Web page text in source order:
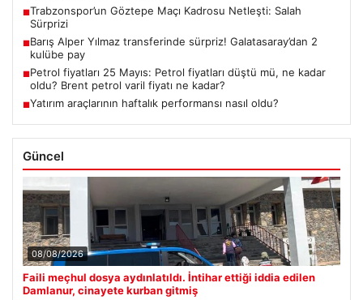
■Trabzonspor’un Göztepe Maçı Kadrosu Netleşti: Salah
Sürprizi
■Barış Alper Yılmaz transferinde sürpriz! Galatasaray’dan 2
kulübe pay
■Petrol fiyatları 25 Mayıs: Petrol fiyatları düştü mü, ne kadar
oldu? Brent petrol varil fiyatı ne kadar?
■Yatırım araçlarının haftalık performansı nasıl oldu?
Güncel
08/08/2026
Faili meçhul dosya aydınlatıldı. İntihar ettiği iddia edilen
Damlanur, cinayete kurban gitmiş